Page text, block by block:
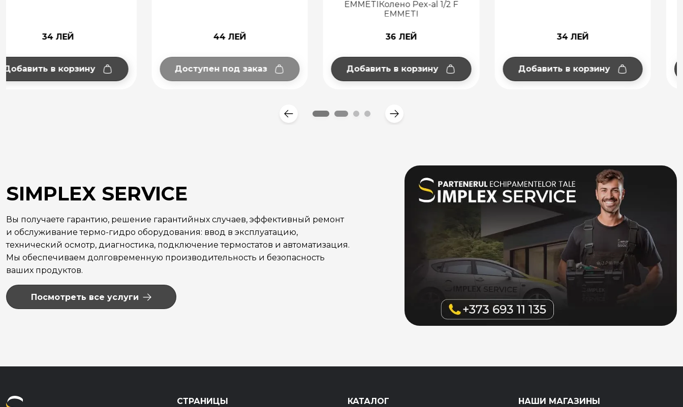
44 ЛЕЙ
Доступен под заказ
36 ЛЕЙ
Добавить в корзину
34 ЛЕЙ
Добавить в корзину
50 ЛЕЙ
Добавить в корзину
SIMPLEX SERVICE
Вы получаете гарантию, решение гарантийных случаев, эффективный ремонт
и обслуживание термо-гидро оборудования: ввод в эксплуатацию,
технический осмотр, диагностика, подключение термостатов и автоматизация.
Мы обеспечиваем долговременную производительность и безопасность
ваших продуктов.
Посмотреть все услуги
СТРАНИЦЫ КАТАЛОГ НАШИ МАГАЗИНЫ